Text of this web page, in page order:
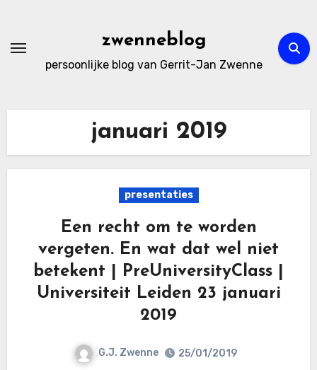
de
zwenneblog
persoonlijke blog van Gerrit-Jan Zwenne
januari 2019
presentaties
Een recht om te worden
vergeten. En wat dat wel niet
betekent | PreUniversityClass |
Universiteit Leiden 23 januari
2019
G.J. Zwenne 25/01/2019